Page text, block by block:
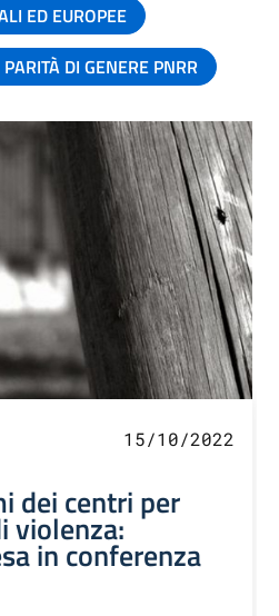
ED EUROPEE
DI GENERE PNRR
15/10/2022
dei centri per
violenza:
in conferenza